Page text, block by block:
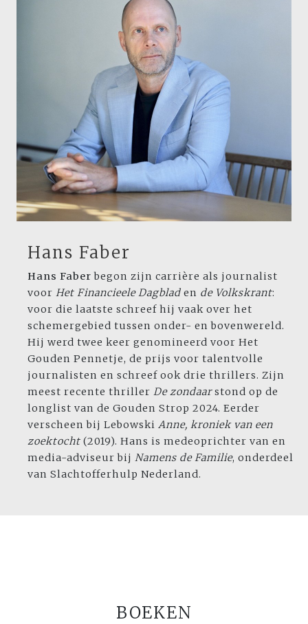
Hans Faber
Hans Faber begon zijn carrière als journalist
voor Het Financieele Dagblad en de Volkskrant:
voor die laatste schreef hij vaak over het
schemergebied tussen onder- en bovenwereld.
Hij werd twee keer genomineerd voor Het
Gouden Pennetje, de prijs voor talentvolle
journalisten en schreef ook drie thrillers. Zijn
meest recente thriller De zondaarstond op de
longlist van de Gouden Strop 2024. Eerder
verscheen bij Lebowski Anne, kroniek van een
zoektocht (2019). Hans is medeoprichter van en
media-adviseur bij Namens de Familie, onderdeel
van Slachtofferhulp Nederland.
BOEKEN